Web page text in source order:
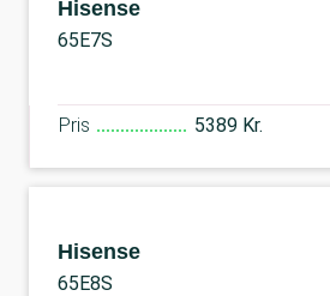
Hisense
65E7S
Pris 5389 Kr.
Hisense
65E8S